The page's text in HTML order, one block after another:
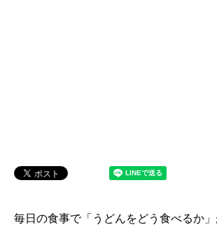
毎日の食事で「うどんをどう食べるか